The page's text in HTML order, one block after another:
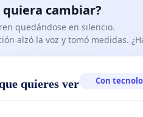
quiera cambiar?
quedándose en silencio.
alzó la voz y tomó medidas.
quieres ver Con